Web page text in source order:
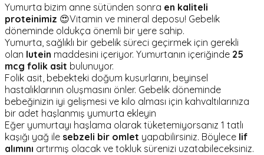
Yumurta bizim anne sütünden sonra en kaliteli
proteinimiz 😍Vitamin ve mineral deposu! Gebelik
döneminde oldukça önemli bir yere sahip.
Yumurta, sağlıklı bir gebelik süreci geçirmek için gerekli
olan lutein maddesini içeriyor. Yumurtanın içeriğinde 25
mcg folik asit bulunuyor.
Folik asit, bebekteki doğum kusurlarını, beyinsel
hastalıklarının oluşmasını önler. Gebelik döneminde
bebeğinizin iyi gelişmesi ve kilo alması için kahvaltılarınıza
bir adet haşlanmış yumurta ekleyin
Eğer yumurtayı haşlama olarak tüketemiyorsanız 1 tatlı
kaşığı yağ ile sebzeli bir omlet yapabilirsiniz. Böylece lif
alımını artırmış olacak ve tokluk sürenizi uzatabileceksiniz.